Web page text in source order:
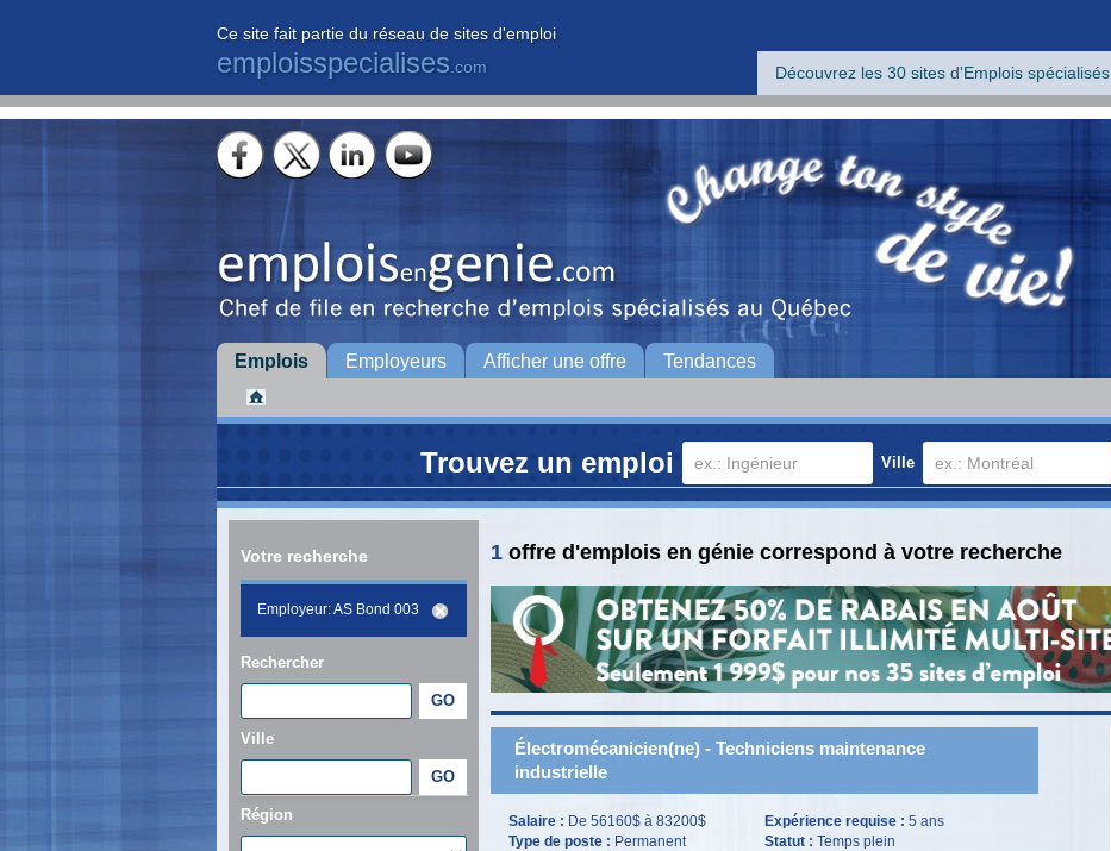
Ce site fait partie du réseau de sites d'emploi
emploisspecialises .com Découvrez les 30 sites d'Emplois spécialisés
Emplois Employeurs Afficher une offre Tendances
Trouvez un emploi Ville
Votre recherche
Employeur: AS Bond 003
Rechercher
Ville
Région
1 offre d'emplois en génie correspond à votre recherche
Électromécanicien(ne) - Techniciens maintenance
industrielle
Salaire : De 56160$ à 83200$
Type de poste : Permanent
Expérience requise : 5 ans
Statut : Temps plein